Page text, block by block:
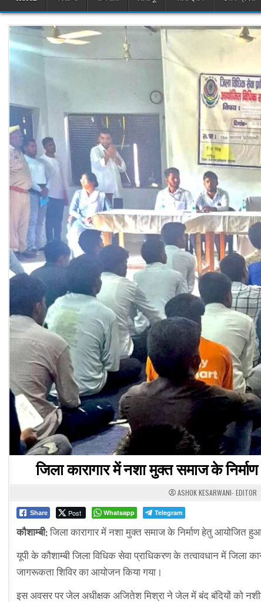
जिला कारागार में नशा मुक्त समाज के
ASHOK KESARWANI- EDITOR
Share Post Whatsapp Telegram
कौशाम्बी:जिला कारागार में नशा मुक्त समाज के निर्माण हेतु आयोजित हुआ
यूपी के कौशाम्बी जिला विधिक सेवा प्राधिकरण के तत्वावधान में जिला
जागरूकता शिविर का आयोजन किया गया।
इस अवसर पर जेल अधीक्षक अजितेश मिश्रा ने जेल में बंद बंदियों को नशीले